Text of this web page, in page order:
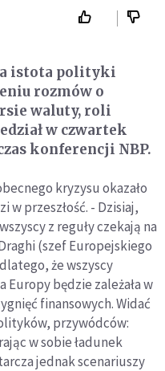
istota polityki
rozmów o
waluty, roli
w czwartek
konferencji NBP.
kryzysu okazało
w przeszłość. - Dzisiaj,
z reguły czekają na
(szef Europejskiego
że wszyscy
Europy będzie zależała w
finansowych. Widać
przywódców:
w sobie ładunek
jednak scenariuszy